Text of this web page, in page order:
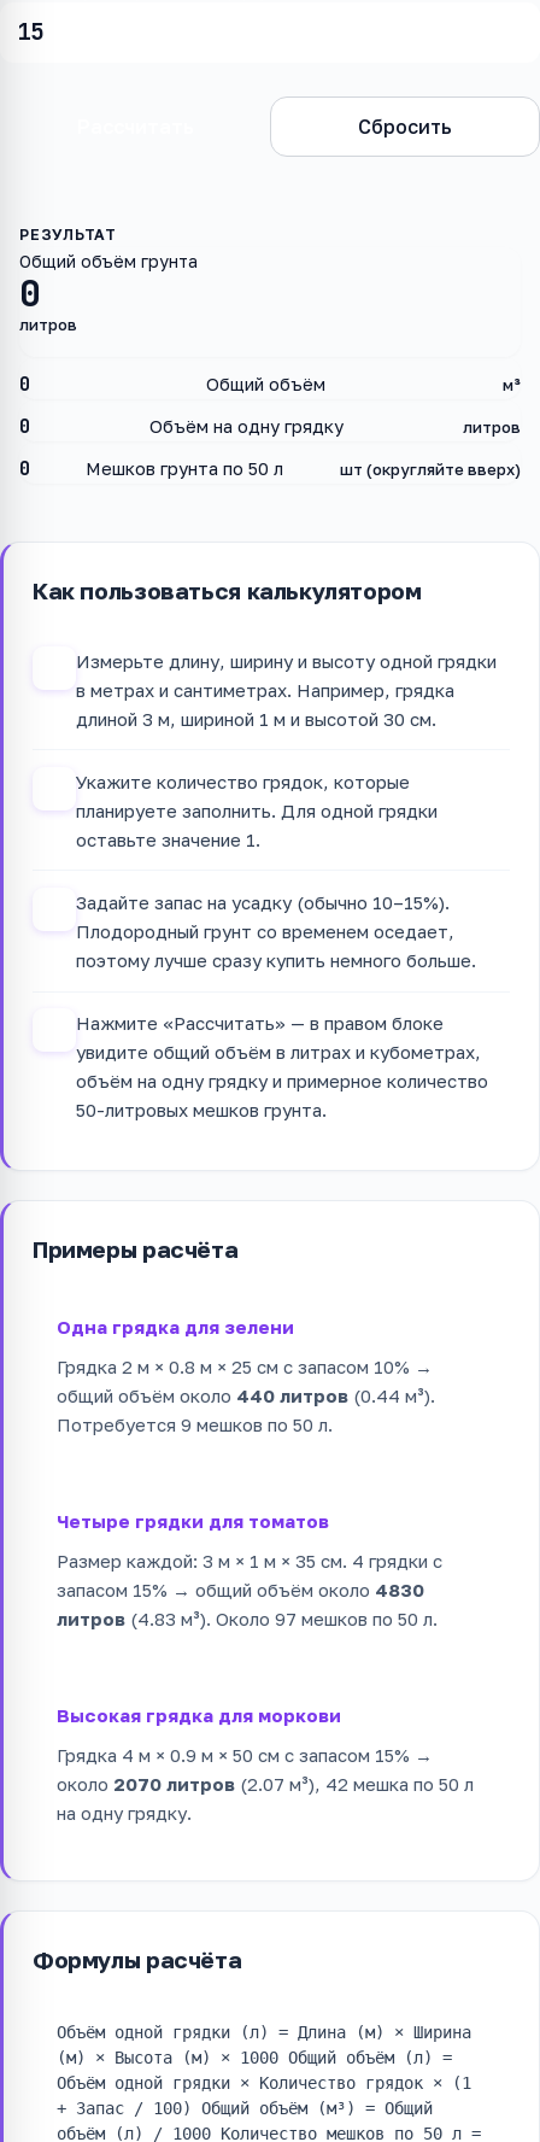
Сбросить
0
Общий объём грунта
литров
0 Общий объём м³
0 Объём на одну грядку литров
0 Мешков грунта по 50 л шт (округляйте вверх)
Как пользоваться калькулятором
Измерьте длину, ширину и высоту одной грядки
в метрах и сантиметрах. Например, грядка
длиной 3 м, шириной 1 м и высотой 30 см.
Укажите количество грядок, которые
планируете заполнить. Для одной грядки
оставьте значение 1.
Задайте запас на усадку (обычно 10–15%).
Плодородный грунт со временем оседает,
поэтому лучше сразу купить немного больше.
Нажмите «Рассчитать» — в правом блоке
увидите общий объём в литрах и кубометрах,
объём на одну грядку и примерное количество
50-литровых мешков грунта.
Примеры расчёта
Одна грядка для зелени
Грядка 2 м × 0.8 м × 25 см с запасом 10% →
общий объём около 440 литров (0.44 м³).
Потребуется 9 мешков по 50 л.
Четыре грядки для томатов
Размер каждой: 3 м × 1 м × 35 см. 4 грядки с
запасом 15% → общий объём около 4830
литров (4.83 м³). Около 97 мешков по 50 л.
Высокая грядка для моркови
Грядка 4 м × 0.9 м × 50 см с запасом 15% →
около 2070 литров (2.07 м³), 42 мешка по 50 л
на одну грядку.
Формулы расчёта
Объём одной грядки (л) = Длина (м) × Ширина
(м) × Высота (м) × 1000 Общий объём (л) =
Объём одной грядки × Количество грядок × (1
+ Запас / 100)
Общий объём (м³) = Общий
объём (л) / 1000 Количество мешков по 50 л =